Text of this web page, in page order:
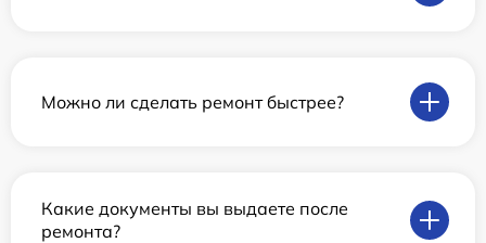
Можно ли сделать ремонт быстрее?
Какие документы вы выдаете после
ремонта?